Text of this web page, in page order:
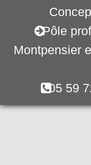
Pôle
Montpensier
05 59